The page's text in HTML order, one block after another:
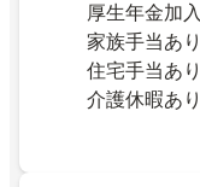
厚生年金加入
家族手当あり
住宅手当あり
介護休暇あり